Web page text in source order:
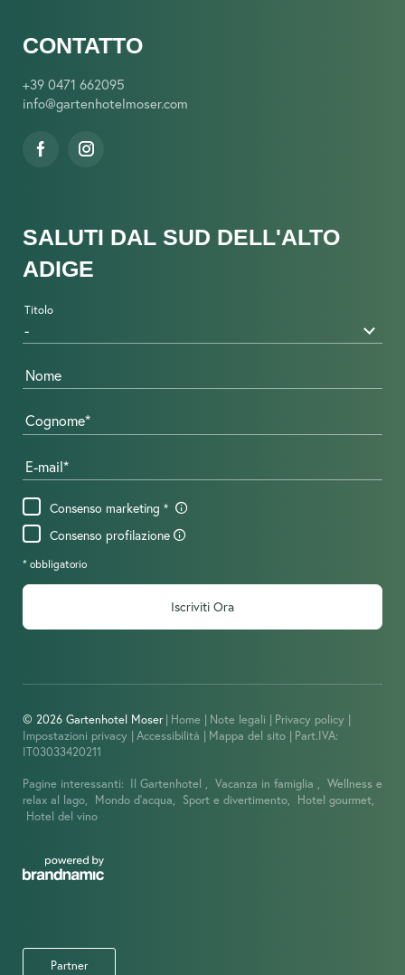
CONTATTO
+39 0471 662095
info@gartenhotelmoser.com
SALUTI DAL SUD DELL'ALTO
ADIGE
Titolo
Nome
Cognome
E-mail
Consenso marketing
Consenso profilazione
* obbligatorio
Iscriviti Ora
© 2026 Gartenhotel Moser | Home | Note legali | Privacy policy |
Impostazioni privacy | Accessibilità | Mappa del sito | Part.IVA:
IT03033420211
Pagine interessanti: Il Gartenhotel , Vacanza in famiglia , Wellness e
relax al lago, Mondo d’acqua, Sport e divertimento, Hotel gourmet,
Hotel del vino
Partner